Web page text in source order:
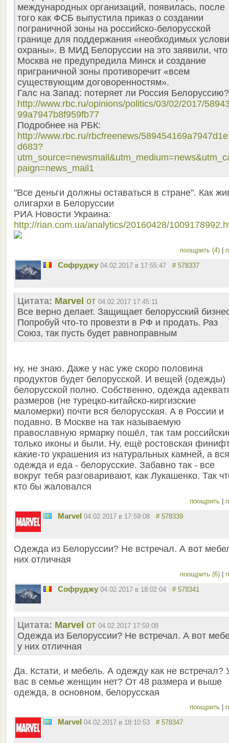
международных организаций, появилась, после
того как ФСБ выпустила приказ о создании
пограничной зоны на российско-белорусской
границе для поддержания «необходимых
охраны». В МИД Белоруссии на это заявили, что
Москва не предупредила Минск и создание
приграничной зоны противоречит «всем
существующим договоренностям».
Галс на Запад: потеряет ли Россия Белоруссию?
http://www.rbc.ru/opinions/politics/03/02/2017/
99a7947b8f959fb77
Подробнее на РБК:
http://www.rbc.ru/rbcfreenews/
d683?
paign=news_mail1
"Все деньги должны оставаться в стране". Как
олигархи в Белоруссии
РИА Новости Украина:
http://rian.com.ua/analytics/20160428/
поощрить (4)
Софруджу 04.02.2017 в 17:55:47 # 578337
Цитата: Marvel от 04.02.2017 17:45:11
Все верно делает. Защищает белорусский
Попробуй что-то провезти в РФ и продать. Раз
Союз, так пусть будет равноправным
ну, не знаю. Даже у нас уже скоро половина
продуктов будет белорусской. И вещей (одежды)
белорусской полно. Собственно, одежда
размеров (не турецко-китайско-киргизские
маломерки) почти вся белорусская. А в России и
подавно. В Москве на так называемую
православную ярмарку пошёл, так там
только иконы и были. Ну, ещё ростовская
какие-то украшения из натуральных камней, а вся
одежда и еда - белорусские. Забавно так - все
вокруг тебя разговаривают, как Лукашенко. Так
кто бы жаловался
поощрить
Marvel 04.02.2017 в 17:59:08 # 578339
Одежда из Белоруссии? Не встречал. А вот
них отличная
поощрить (6)
Софруджу 04.02.2017 в 18:02:04 # 578341
Цитата: Marvel от 04.02.2017 17:59:08
Одежда из Белоруссии? Не встречал. А вот
у них отличная
Да. Кстати, и мебель. А одежду как не встречал?
вас в семье женщин нет? От 48 размера и выше
одежда, в основном, белорусская
поощрить
Marvel 04.02.2017 в 18:10:53 # 578347